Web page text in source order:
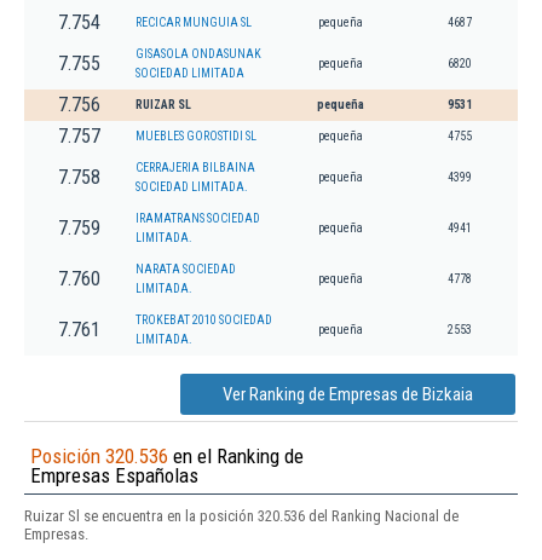
7.754 RECICAR MUNGUIA SL pequeña 4687
7.755
GISASOLA ONDASUNAK
SOCIEDAD LIMITADA
pequeña 6820
7.756 RUIZAR SL pequeña 9531
7.757 MUEBLES GOROSTIDI SL pequeña 4755
7.758
CERRAJERIA BILBAINA
SOCIEDAD LIMITADA.
pequeña 4399
7.759
IRAMATRANS SOCIEDAD
LIMITADA.
pequeña 4941
7.760
NARATA SOCIEDAD
LIMITADA.
pequeña 4778
7.761
TROKEBAT 2010 SOCIEDAD
LIMITADA.
pequeña 2553
Ver Ranking de Empresas de Bizkaia
Posición 320.536 en el Ranking de
Empresas Españolas
Ruizar Sl se encuentra en la posición 320.536 del Ranking Nacional de
Empresas.